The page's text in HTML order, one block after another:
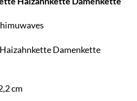
HaizahnketteDamenkette
cm